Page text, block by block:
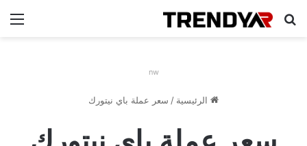
بحث عن
nw
الرئيسية / سعر عملة باي نيتورك